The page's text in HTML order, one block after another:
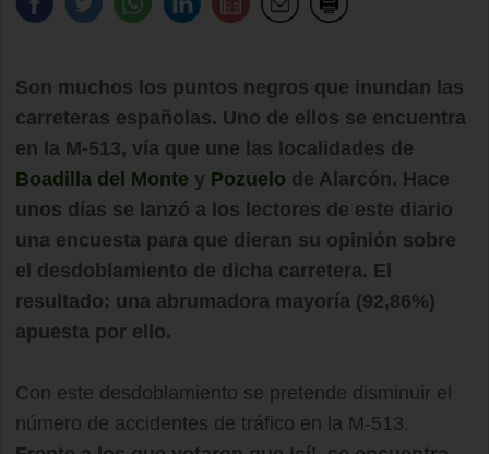
Son muchos los puntos negros que inundan las
carreteras españolas. Uno de ellos se encuentra
en la M-513, vía que une las localidades de
Boadilla del Monte y Pozuelo de Alarcón. Hace
unos días se lanzó a los lectores de este diario
una encuesta para que dieran su opinión sobre
el desdoblamiento de dicha carretera. El
resultado: una abrumadora mayoría (92,86%)
apuesta por ello.
Con este desdoblamiento se pretende disminuir el
número de accidentes de tráfico en la M-513.